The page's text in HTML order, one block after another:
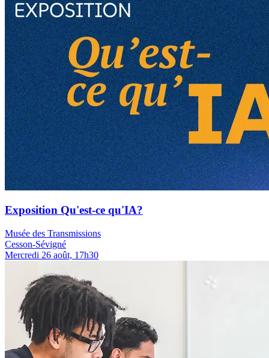
Exposition Qu'est-ce qu'IA?
Musée des Transmissions
Cesson-Sévigné
Mercredi 26 août, 17h30